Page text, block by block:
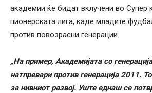
академии ќе бидат вклучени во Супер
пионерската лига, каде младите
против повозрасни генерации.
„На пример, Академијата со
натпревари против генерација 2011.
за нивниот развој. Уште еднаш се